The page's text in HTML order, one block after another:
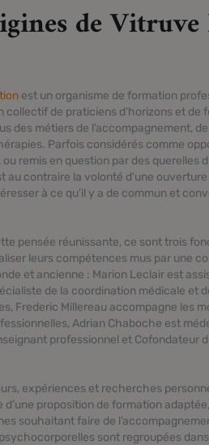
de
est un organisme de formation
collectif de praticiens d’horizons et de
des métiers de l’accompagnement,
Parfois considérés comme
remis en question par des querelles
au contraire la volonté d’une ouverture
à ce qu’il y a de commun et
pensée réunissante, ce sont trois
leurs compétences mus par une
et ancienne : Marion Leclair est
de la coordination médicale et
Frederic Millereau accompagne les
Adrian Chaboche est
professionnel et Cofondateur
expériences et recherches
d’une proposition de formation
souhaitant faire de
sont regroupées